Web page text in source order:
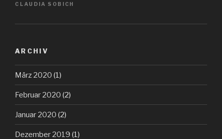
CLAUDIA SOBICH
ARCHIV
März 2020 (1)
Februar 2020 (2)
Januar 2020 (2)
Dezember 2019 (1)